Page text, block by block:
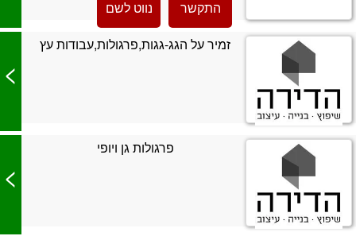
התקשר נווט לשם
זמיר על הגג-גגות,פרגולות,עבודות עץ
>
פרגולות גן ויופי
>